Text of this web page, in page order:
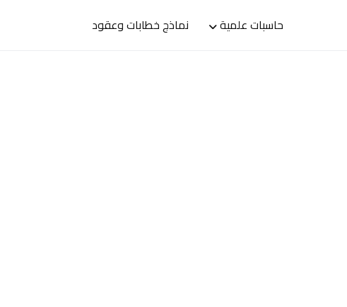
حاسبات علمية نماذج خطابات وعقود